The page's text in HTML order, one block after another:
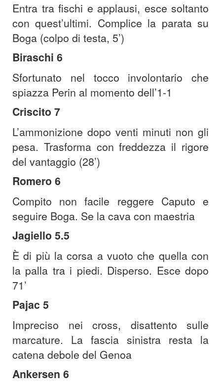
Entra tra fischi e applausi, esce soltanto
con quest’ultimi. Complice la parata su
Boga (colpo di testa, 5’)
Biraschi 6
Sfortunato nel tocco involontario che
spiazza Perin al momento dell’1-1
Criscito 7
L’ammonizione dopo venti minuti non gli
pesa. Trasforma con freddezza il rigore
del vantaggio (28’)
Romero 6
Compito non facile reggere Caputo e
seguire Boga. Se la cava con maestria
Jagiello 5.5
È di più la corsa a vuoto che quella con
la palla tra i piedi. Disperso. Esce dopo
71’
Pajac 5
Impreciso nei cross, disattento sulle
marcature. La fascia sinistra resta la
catena debole del Genoa
Ankersen 6